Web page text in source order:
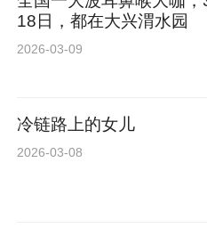
18日，都在大兴渭水园
2026-03-09
冷链路上的女儿
2026-03-08